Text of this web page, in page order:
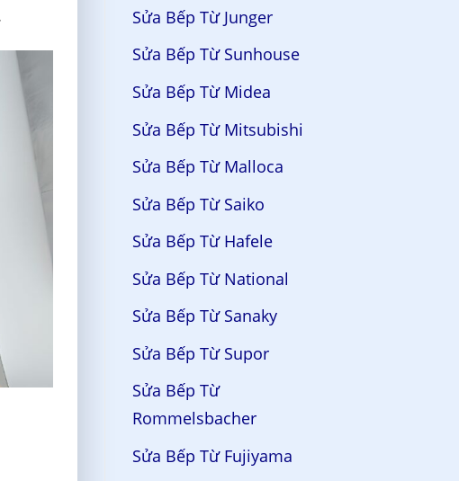
Sửa Bếp Từ Junger
Sửa Bếp Từ Sunhouse
Sửa Bếp Từ Midea
Sửa Bếp Từ Mitsubishi
Sửa Bếp Từ Malloca
Sửa Bếp Từ Saiko
Sửa Bếp Từ Hafele
Sửa Bếp Từ National
Sửa Bếp Từ Sanaky
Sửa Bếp Từ Supor
Sửa Bếp Từ
Rommelsbacher
Sửa Bếp Từ Fujiyama